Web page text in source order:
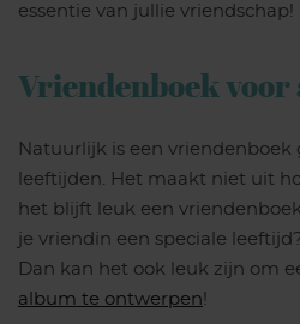
essentie van jullie vriendschap!
Vriendenboek
Natuurlijk is een vriendenboek
leeftijden. Het maakt niet uit
het blijft leuk een
je vriendin een speciale
Dan kan het ook leuk zijn om
album te ontwerpen!